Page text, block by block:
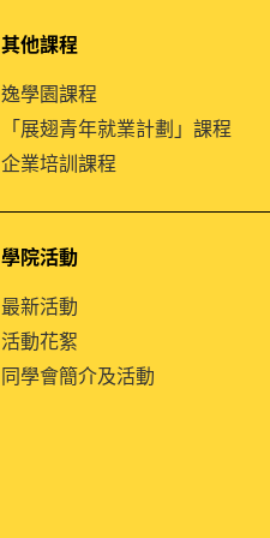
其他課程
逸學園課程
「展翅青年就業計劃」課程
企業培訓課程
學院活動
最新活動
活動花絮
同學會簡介及活動